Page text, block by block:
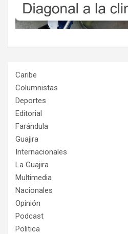
Caribe
Columnistas
Deportes
Editorial
Farándula
Guajira
Internacionales
La Guajira
Multimedia
Nacionales
Opinión
Podcast
Politica